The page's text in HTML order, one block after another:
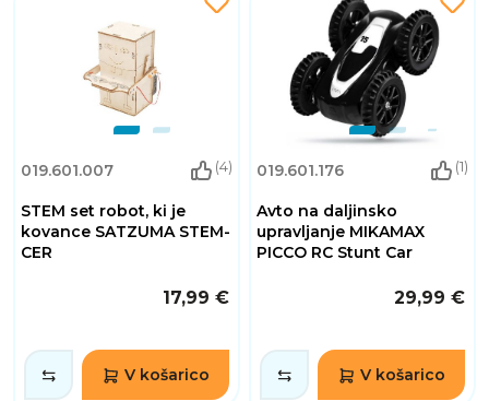
019.601.007 (4)
STEM set robot, ki je
kovance SATZUMA STEM-
CER
17,99 €
V košarico
019.601.176 (1)
Avto na daljinsko
upravljanje MIKAMAX
PICCO RC Stunt Car
29,99 €
V košarico